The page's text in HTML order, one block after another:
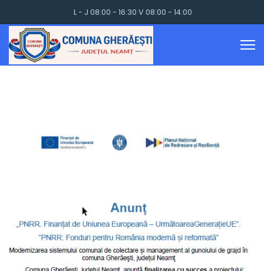
L - J 08:00 - 16:30 V 08:00 - 14:00